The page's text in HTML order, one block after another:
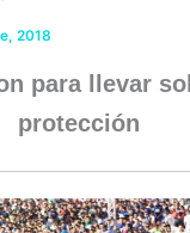
2018
para llevar
protección